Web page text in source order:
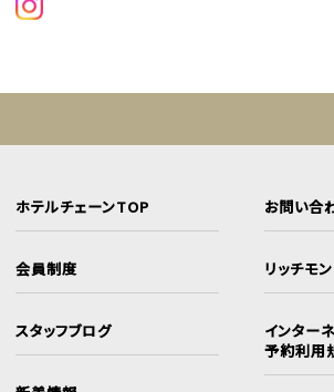
ホテルチェーンTOP
会員制度
スタッフブログ
お問い合
リッチモ
インター
予約利用